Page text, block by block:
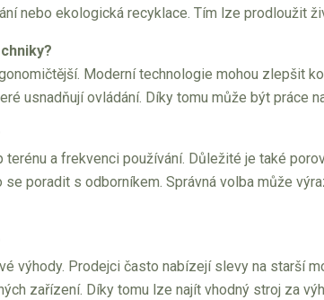
nebo ekologická recyklace. Tím lze prodloužit
Moderní technologie mohou zlepšit
usnadňují ovládání. Díky tomu může být práce
a frekvenci používání. Důležité je také
poradit s odborníkem. Správná volba může
výhody. Prodejci často nabízejí slevy na starší
zařízení. Díky tomu lze najít vhodný stroj za